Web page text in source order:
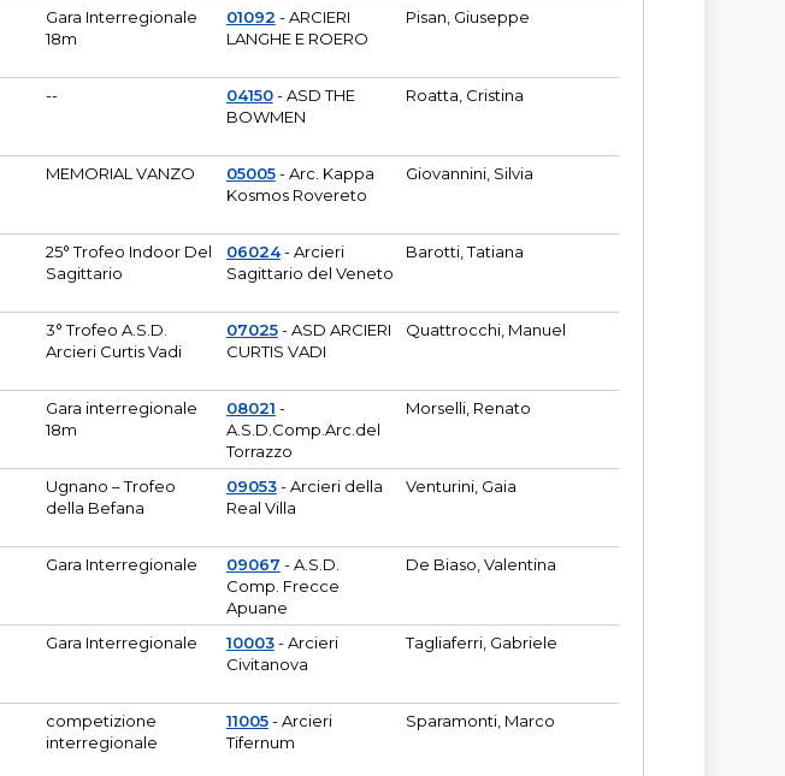
Gara Interregionale
18m
01092 - ARCIERI
LANGHE E ROERO
Pisan, Giuseppe
-- 04150- ASD THE
BOWMEN
Roatta, Cristina
MEMORIAL VANZO 05005- Arc. Kappa
Kosmos Rovereto
Giovannini, Silvia
25° Trofeo Indoor Del
Sagittario
06024- Arcieri
Sagittario del Veneto
Barotti, Tatiana
3° Trofeo A.S.D.
Arcieri Curtis Vadi
07025- ASD ARCIERI
CURTIS VADI
Quattrocchi, Manuel
Gara interregionale
18m
08021 -
A.S.D.Comp.Arc.del
Torrazzo
Morselli, Renato
Ugnano – Trofeo
della Befana
09053- Arcieri della
Real Villa
Venturini, Gaia
Gara Interregionale 09067 - A.S.D.
Comp. Frecce
Apuane
De Biaso, Valentina
Gara Interregionale 10003- Arcieri
Civitanova
Tagliaferri, Gabriele
competizione
interregionale
11005- Arcieri
Tifernum
Sparamonti, Marco